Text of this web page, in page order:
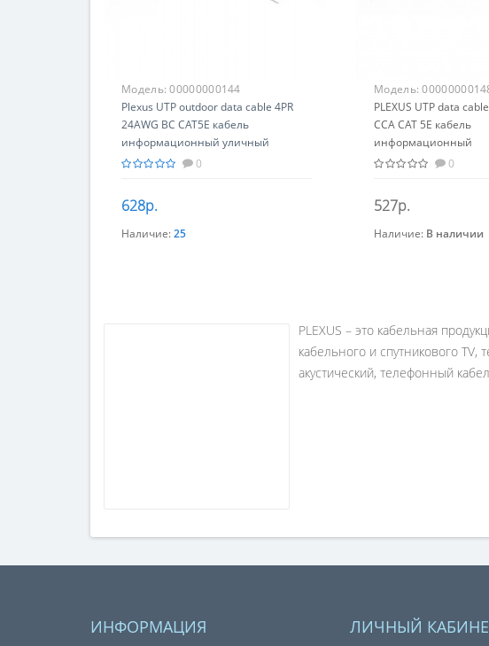
Модель:00000000144
Plexus UTP outdoor data cable 4PR
24AWG BC CAT5E кабель
информационный уличный
0
628р.
Купить
Наличие:25
Модель:
PLEXUS UTP data
CCA CAT 5E кабель
информационный
0
527р.
Закончился
Наличие: В наличии
PLEXUS – это кабельная
кабельного и спутникового
акустический, телефонный
ИНФОРМАЦИЯ ЛИЧНЫЙ